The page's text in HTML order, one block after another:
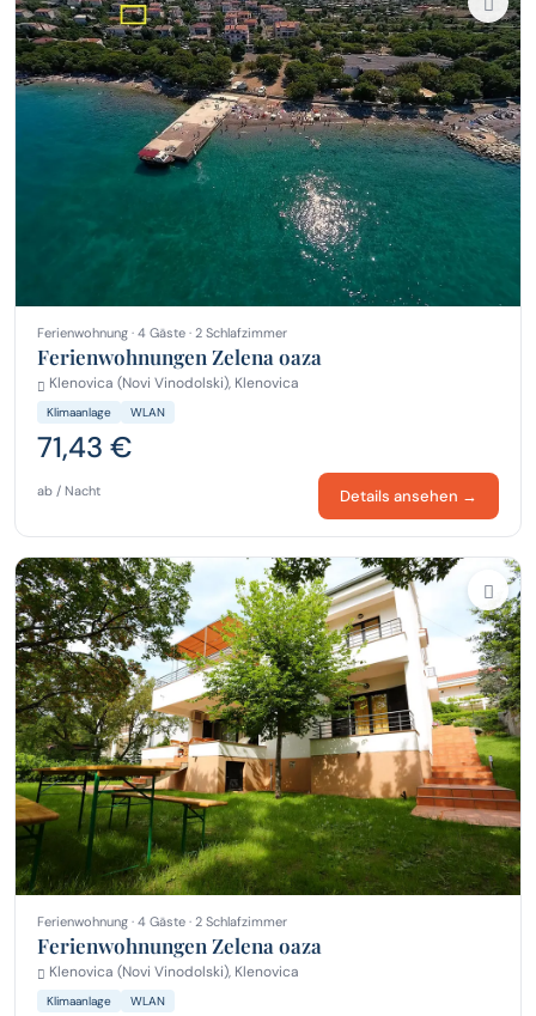
Ferienwohnung · 4 Gäste · 2 Schlafzimmer
Ferienwohnungen Zelena oaza
Klenovica (Novi Vinodolski), Klenovica
Klimaanlage WLAN
71,43 €
ab / Nacht Details ansehen →
Ferienwohnung · 4 Gäste · 2 Schlafzimmer
Ferienwohnungen Zelena oaza
Klenovica (Novi Vinodolski), Klenovica
Klimaanlage WLAN